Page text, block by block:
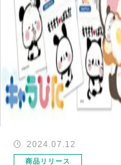
2024.07.12
商品リリース